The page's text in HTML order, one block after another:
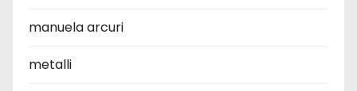
manuela arcuri
metalli